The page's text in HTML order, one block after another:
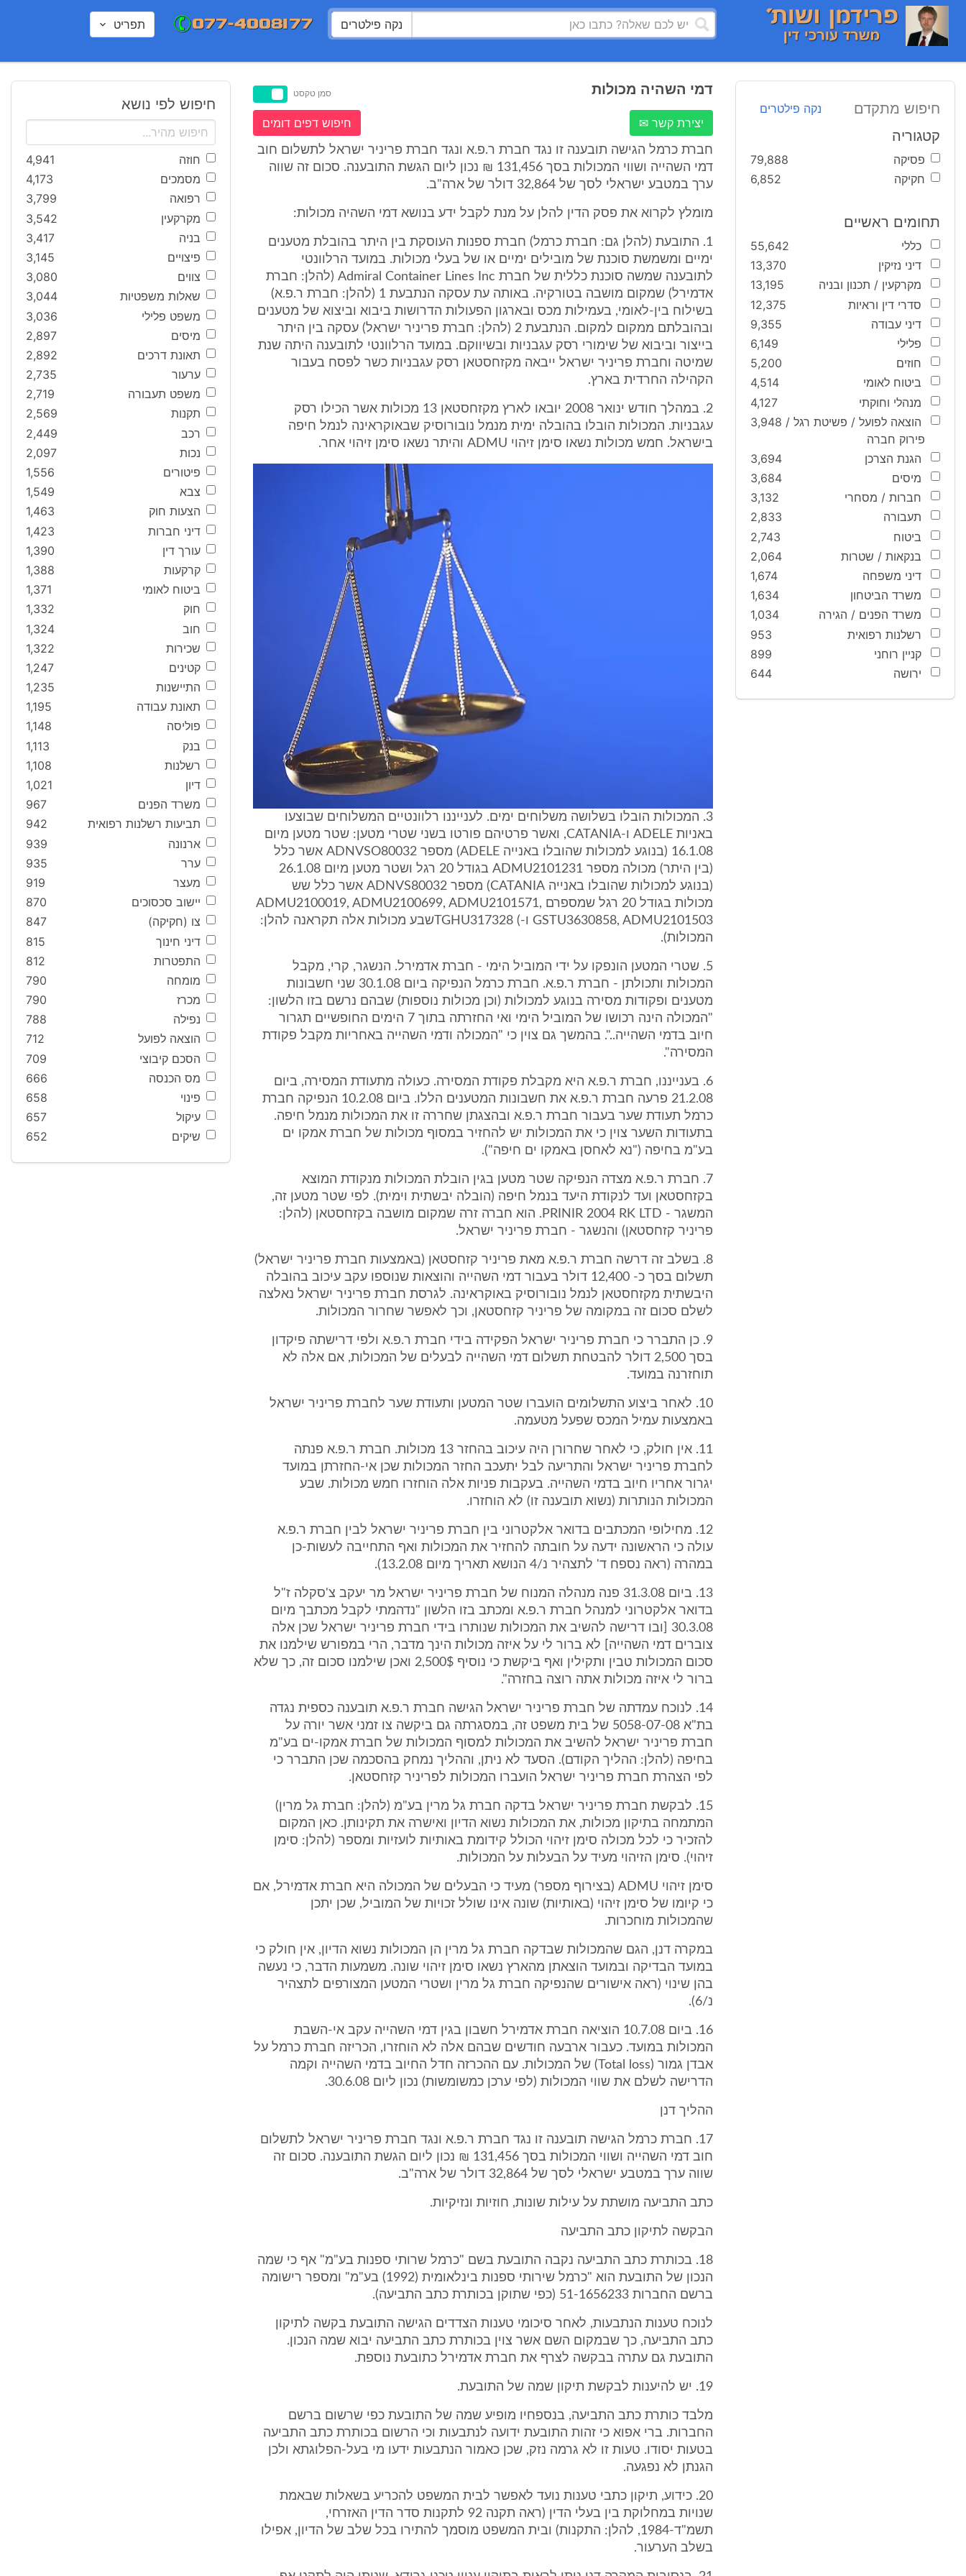
נקה פילטרים תפריט
חיפוש מתקדם נקה פילטרים
קטגוריה
פסיקה
79,888
חקיקה
6,852
תחומים ראשיים
כללי
55,642
דיני נזיקין
13,370
מקרקעין / תכנון ובניה
13,195
סדרי דין וראיות
12,375
דיני עבודה
9,355
פלילי
6,149
חוזים
5,200
ביטוח לאומי
4,514
מנהלי וחוקתי
4,127
הוצאה לפועל / פשיטת רגל /
פירוק חברה
3,948
הגנת הצרכן
3,694
מיסים
3,684
חברות / מסחרי
3,132
תעבורה
2,833
ביטוח
2,743
בנקאות / שטרות
2,064
דיני משפחה
1,674
משרד הביטחון
1,634
משרד הפנים / הגירה
1,034
רשלנות רפואית
953
קניין רוחני
899
ירושה
644
דמי השהיה מכולות סמן טקסט
יצירת קשר ✉ חיפוש דפים דומים
חברת כרמל הגישה תובענה זו נגד חברת ר.פ.א ונגד חברת פריניר ישראל לתשלום חוב
דמי השהייה ושווי המכולות בסך 131,456 ₪ נכון ליום הגשת התובענה. סכום זה שווה
ערך במטבע ישראלי לסך של 32,864 דולר של ארה"ב.
מומלץ לקרוא את פסק הדין להלן על מנת לקבל ידע בנושא דמי השהיה מכולות:
1. התובעת (להלן גם: חברת כרמל) חברת ספנות העוסקת בין היתר בהובלת מטענים
ימיים ומשמשת סוכנת של מובילים ימיים או של בעלי מכולות. במועד הרלוונטי
לתובענה שמשה סוכנת כללית של חברת Admiral Container Lines Inc (להלן: חברת
אדמירל) שמקום מושבה בטורקיה. באותה עת עסקה הנתבעת 1 (להלן: חברת ר.פ.א)
בשילוח בין-לאומי, בעמילות מכס ובארגון הפעולות הדרושות ביבוא וביצוא של מטענים
ובהובלתם ממקום למקום. הנתבעת 2 (להלן: חברת פריניר ישראל) עסקה בין היתר
בייצור וביבוא של שימורי רסק עגבניות ובשיווקם. במועד הרלוונטי לתובענה היתה שנת
שמיטה וחברת פריניר ישראל ייבאה מקזחסטאן רסק עגבניות כשר לפסח בעבור
הקהילה החרדית בארץ.
2. במהלך חודש ינואר 2008 יובאו לארץ מקזחסטאן 13 מכולות אשר הכילו רסק
עגבניות. המכולות הובלו בהובלה ימית מנמל נובורוסיק שבאוקראינה לנמל חיפה
בישראל. חמש מכולות נשאו סימן זיהוי ADMU והיתר נשאו סימן זיהוי אחר.
3. המכולות הובלו בשלושה משלוחים ימים. לענייננו רלוונטיים המשלוחים שבוצעו
באניות ADELE ו-CATANIA, ואשר פרטיהם פורטו בשני שטרי מטען: שטר מטען מיום
16.1.08 (בנוגע למכולות שהובלו באנייה ADELE) מספר ADNVSO80032 אשר כלל
(בין היתר) מכולה מספר ADMU2101231 בגודל 20 רגל ושטר מטען מיום 26.1.08
(בנוגע למכולות שהובלו באנייה CATANIA) מספר ADNVS80032 אשר כלל שש
מכולות בגודל 20 רגל שמספרם ADMU2100019, ADMU2100699, ADMU2101571,
GSTU3630858, ADMU2101503 ו-) TGHU317328שבע מכולות אלה תקראנה להלן:
המכולות).
5. שטרי המטען הונפקו על ידי המוביל הימי - חברת אדמירל. הנשגר, קרי, מקבל
המכולות ותכולתן - חברת ר.פ.א. חברת כרמל הנפיקה ביום 30.1.08 שני חשבונות
מטענים ופקודות מסירה בנוגע למכולות (וכן מכולות נוספות) שבהם נרשם בזו הלשון:
"המכולה הינה רכושו של המוביל הימי ואי החזרתה בתוך 7 הימים החופשיים תגרור
חיוב בדמי השהייה..". בהמשך גם צוין כי "המכולה ודמי השהייה באחריות מקבל פקודת
המסירה".
6. בענייננו, חברת ר.פ.א היא מקבלת פקודת המסירה. כעולה מתעודת המסירה, ביום
21.2.08 פרעה חברת ר.פ.א את חשבונות המטענים הללו. ביום 10.2.08 הנפיקה חברת
כרמל תעודת שער בעבור חברת ר.פ.א ובהצגתן שחררה זו את המכולות מנמל חיפה.
בתעודות השער צוין כי את המכולות יש להחזיר במסוף מכולות של חברת אמקו ים
בע"מ בחיפה ("נא לאחסן באמקו ים חיפה").
7. חברת ר.פ.א מצדה הנפיקה שטר מטען בגין הובלת המכולות מנקודת המוצא
בקזחסטאן ועד לנקודת היעד בנמל חיפה (הובלה יבשתית וימית). לפי שטר מטען זה,
המשגר - PRINIR 2004 RK LTD. הוא חברה זרה שמקום מושבה בקזחסטאן (להלן:
פריניר קזחסטאן) והנשגר - חברת פריניר ישראל.
8. בשלב זה דרשה חברת ר.פ.א מאת פריניר קזחסטאן (באמצעות חברת פריניר ישראל)
תשלום בסך כ- 12,400 דולר בעבור דמי השהייה והוצאות שנוספו עקב עיכוב בהובלה
היבשתית מקזחסטאן לנמל נובורוסיק באוקראינה. לגרסת חברת פריניר ישראל נאלצה
לשלם סכום זה במקומה של פריניר קזחסטאן, וכך לאפשר שחרור המכולות.
9. כן התברר כי חברת פריניר ישראל הפקידה בידי חברת ר.פ.א ולפי דרישתה פיקדון
בסך 2,500 דולר להבטחת תשלום דמי השהייה לבעלים של המכולות, אם אלה לא
תוחזרנה במועד.
10. לאחר ביצוע התשלומים הועברו שטר המטען ותעודת שער לחברת פריניר ישראל
באמצעות עמיל המכס שפעל מטעמה.
11. אין חולק, כי לאחר שחרורן היה עיכוב בהחזר 13 מכולות. חברת ר.פ.א פנתה
לחברת פריניר ישראל והתריעה לבל יתעכב החזר המכולות שכן אי-החזרתן במועד
יגרור אחריו חיוב בדמי השהייה. בעקבות פניות אלה הוחזרו חמש מכולות. שבע
המכולות הנותרות (נשוא תובענה זו) לא הוחזרו.
12. מחילופי המכתבים בדואר אלקטרוני בין חברת פריניר ישראל לבין חברת ר.פ.א
עולה כי הראשונה ידעה על חובתה להחזיר את המכולות ואף התחייבה לעשות-כן
במהרה (ראה נספח ד' לתצהיר נ/4 הנושא תאריך מיום 13.2.08).
13. ביום 31.3.08 פנה מנהלה המנוח של חברת פריניר ישראל מר יעקב צ'סקלה ז"ל
בדואר אלקטרוני למנהל חברת ר.פ.א ומכתב בזו הלשון "נדהמתי לקבל מכתבך מיום
30.3.08 [ובו דרישה להשיב את המכולות שנותרו בידי חברת פריניר ישראל שכן אלה
צוברים דמי השהייה] לא ברור לי על איזה מכולות הינך מדבר, הרי במפורש שילמנו את
סכום המכולות טבין ותקילין ואף ביקשת כי נוסיף 2,500$ ואכן שילמנו סכום זה, כך שלא
ברור לי איזה מכולות אתה רוצה בחזרה".
14. לנוכח עמדתה של חברת פריניר ישראל הגישה חברת ר.פ.א תובענה כספית נגדה
בת"א 5058-07-08 של בית משפט זה, במסגרתה גם ביקשה צו זמני אשר יורה על
חברת פריניר ישראל להשיב את המכולות למסוף המכולות של חברת אמקו-ים בע"מ
בחיפה (להלן: ההליך הקודם). הסעד לא ניתן, וההליך נמחק בהסכמה שכן התברר כי
לפי הצהרת חברת פריניר ישראל הועברו המכולות לפריניר קזחסטאן.
15. לבקשת חברת פריניר ישראל בדקה חברת גל מרין בע"מ (להלן: חברת גל מרין)
המתמחה בתיקון מכולות, את המכולות נשוא הדיון ואישרה את תקינותן. כאן המקום
להזכיר כי לכל מכולה סימן זיהוי הכולל קידומת באותיות לועזיות ומספר (להלן: סימן
זיהוי). סימן הזיהוי מעיד על הבעלות על המכולות.
סימן זיהוי ADMU (בצירוף מספר) מעיד כי הבעלים של המכולה היא חברת אדמירל, אם
כי קיומו של סימן זיהוי (באותיות) שונה אינו שולל זכויות של המוביל, שכן יתכן
שהמכולות מוחכרות.
במקרה דנן, הגם שהמכולות שבדקה חברת גל מרין הן המכולות נשוא הדיון, אין חולק כי
במועד הבדיקה ובמועד הוצאתן מהארץ נשאו סימן זיהוי שונה. משמעות הדבר, כי נעשה
בהן שינוי (ראה אישורים שהנפיקה חברת גל מרין ושטרי המטען המצורפים לתצהיר
נ/6).
16. ביום 10.7.08 הוציאה חברת אדמירל חשבון בגין דמי השהייה עקב אי-השבת
המכולות במועד. כעבור ארבעה חודשים שבהם אלה לא הוחזרו, הכריזה חברת כרמל על
אבדן גמור (Total loss) של המכולות. עם ההכרזה חדל החיוב בדמי השהייה וקמה
הדרישה לשלם את שווי המכולות (לפי ערכן כמשומשות) נכון ליום 30.6.08.
ההליך דנן
17. חברת כרמל הגישה תובענה זו נגד חברת ר.פ.א ונגד חברת פריניר ישראל לתשלום
חוב דמי השהייה ושווי המכולות בסך 131,456 ₪ נכון ליום הגשת התובענה. סכום זה
שווה ערך במטבע ישראלי לסך של 32,864 דולר של ארה"ב.
כתב התביעה מושתת על עילות שונות, חוזיות ונזיקיות.
הבקשה לתיקון כתב התביעה
18. בכותרת כתב התביעה נקבה התובעת בשם "כרמל שרותי ספנות בע"מ" אף כי שמה
הנכון של התובעת הוא "כרמל שירותי ספנות בינלאומית (1992) בע"מ" ומספר רישומה
ברשם החברות 51-1656233 (כפי שתוקן בכותרת כתב התביעה).
לנוכח טענות הנתבעות, לאחר סיכומי טענות הצדדים הגישה התובעת בקשה לתיקון
כתב התביעה, כך שבמקום השם אשר צוין בכותרת כתב התביעה יבוא שמה הנכון.
התובעת גם עתרה בבקשה לצרף את חברת אדמירל כתובעת נוספת.
19. יש להיענות לבקשת תיקון שמה של התובעת.
מלבד כותרת כתב התביעה, בנספחיו מופיע שמה של התובעת כפי שרשום ברשם
החברות. ברי אפוא כי זהות התובעת ידועה לנתבעות וכי הרשום בכותרת כתב התביעה
בטעות יסודו. טעות זו לא גרמה נזק, שכן כאמור הנתבעות ידעו מי בעל-הפלוגתא ולכן
הגנתן לא נפגעה.
20. כידוע, תיקון כתבי טענות נועד לאפשר לבית המשפט להכריע בשאלות שבאמת
שנויות במחלוקת בין בעלי הדין (ראה תקנה 92 לתקנות סדר הדין האזרחי,
תשמ"ד-1984, להלן: התקנות) ובית המשפט מוסמך להתירו בכל שלב של הדיון, אפילו
בשלב הערעור.
חיפוש לפי נושא
חוזה
4,941
מסמכים
4,173
רפואה
3,799
מקרקעין
3,542
בניה
3,417
פיצויים
3,145
צווים
3,080
שאלות משפטיות
3,044
משפט פלילי
3,036
מיסים
2,897
תאונת דרכים
2,892
ערעור
2,735
משפט תעבורה
2,719
תקנות
2,569
רכב
2,449
נכות
2,097
פיטורים
1,556
צבא
1,549
הצעות חוק
1,463
דיני חברות
1,423
עורך דין
1,390
קרקעות
1,388
ביטוח לאומי
1,371
חוק
1,332
חוב
1,324
שכירות
1,322
קטינים
1,247
התיישנות
1,235
תאונת עבודה
1,195
פוליסה
1,148
בנק
1,113
רשלנות
1,108
דיון
1,021
משרד הפנים
967
תביעות רשלנות רפואית
942
ארנונה
939
ערר
935
מעצר
919
יישוב סכסוכים
870
צו (חקיקה)
847
דיני חינוך
815
התפטרות
812
מומחה
790
מכרז
790
נפילה
788
הוצאה לפועל
712
הסכם קיבוצי
709
מס הכנסה
666
פינוי
658
עיקול
657
שיקים
652